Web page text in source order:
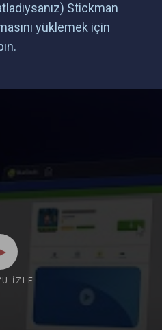
Stickman
yüklemek için
İZLE